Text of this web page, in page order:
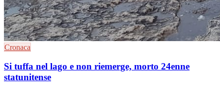
Cronaca
Si tuffa nel lago e non riemerge, morto 24enne
statunitense